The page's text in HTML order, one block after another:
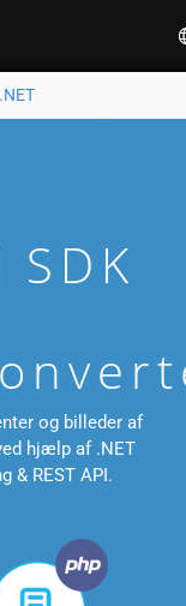
.NET
og billeder af
hjælp af .NET
& REST API.